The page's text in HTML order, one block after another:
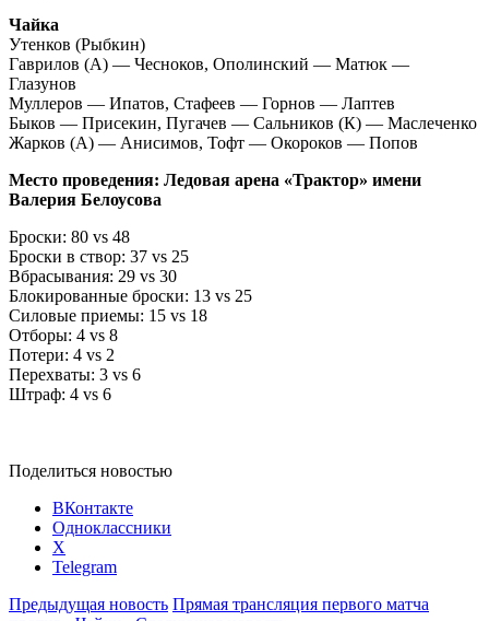
Чайка
Утенков (Рыбкин)
Гаврилов (А) — Чесноков, Ополинский — Матюк —
Глазунов
Муллеров — Ипатов, Стафеев — Горнов — Лаптев
Быков — Присекин, Пугачев — Сальников (К) — Маслеченко
Жарков (А) — Анисимов, Тофт — Окороков — Попов
Место проведения: Ледовая арена «Трактор» имени
Валерия Белоусова
Броски: 80 vs 48
Броски в створ: 37 vs 25
Вбрасывания: 29 vs 30
Блокированные броски: 13 vs 25
Силовые приемы: 15 vs 18
Отборы: 4 vs 8
Потери: 4 vs 2
Перехваты: 3 vs 6
Штраф: 4 vs 6
Поделиться новостью
ВКонтакте
Одноклассники
X
Telegram
Предыдущая новость Прямая трансляция первого матча